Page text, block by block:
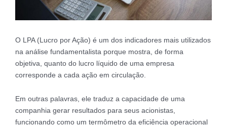
O LPA (Lucro por Ação) é um dos indicadores mais utilizados
na análise fundamentalista porque mostra, de forma
objetiva, quanto do lucro líquido de uma empresa
corresponde a cada ação em circulação.
Em outras palavras, ele traduz a capacidade de uma
companhia gerar resultados para seus acionistas,
funcionando como um termômetro da eficiência operacional